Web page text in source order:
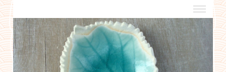
a propos
boutiques de créateurs